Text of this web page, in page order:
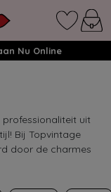
Nu Online
uit
Bij Topvintage
door de charmes